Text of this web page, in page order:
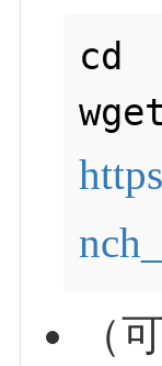
cd
（